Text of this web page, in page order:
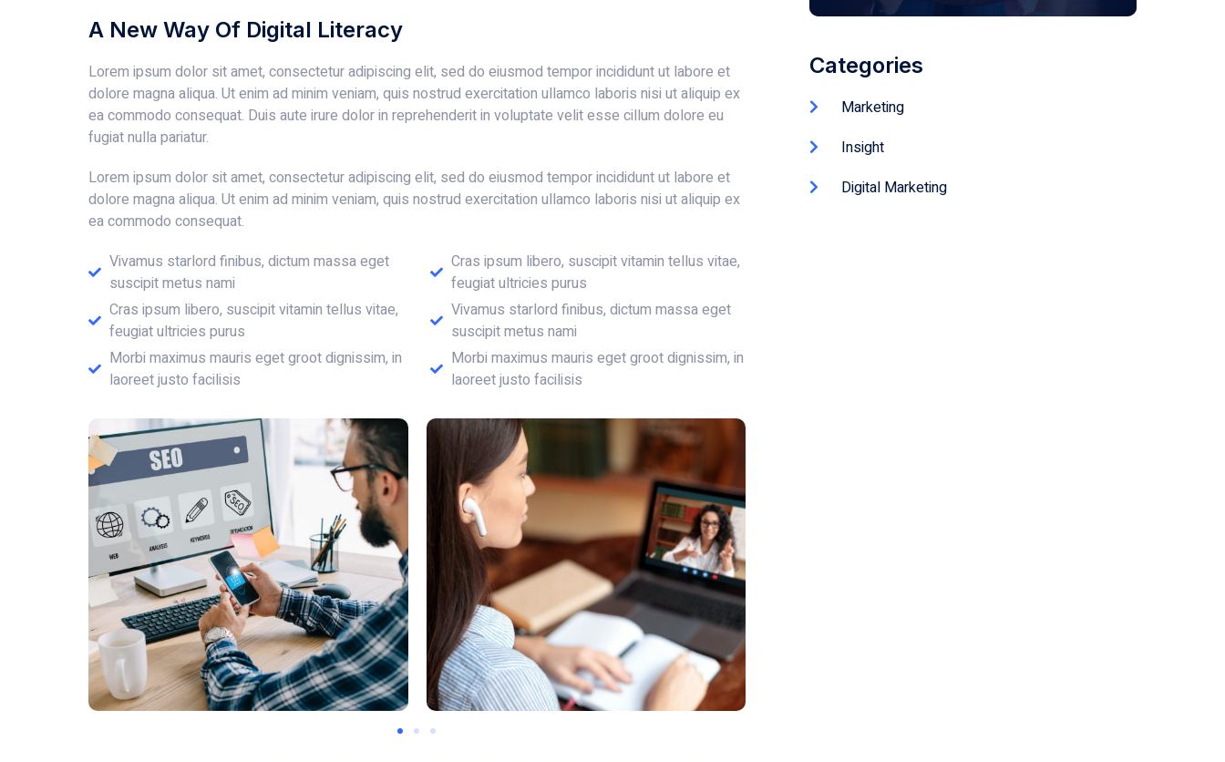
A New Way Of Digital Literacy
Lorem ipsum dolor sit amet, consectetur adipiscing elit, sed do eiusmod tempor incididunt ut labore et
dolore magna aliqua. Ut enim ad minim veniam, quis nostrud exercitation ullamco laboris nisi ut aliquip ex
ea commodo consequat. Duis aute irure dolor in reprehenderit in voluptate velit esse cillum dolore eu
fugiat nulla pariatur.
Lorem ipsum dolor sit amet, consectetur adipiscing elit, sed do eiusmod tempor incididunt ut labore et
dolore magna aliqua. Ut enim ad minim veniam, quis nostrud exercitation ullamco laboris nisi ut aliquip ex
ea commodo consequat.
Vivamus starlord finibus, dictum massa eget
suscipit metus nami
Cras ipsum libero, suscipit vitamin tellus vitae,
feugiat ultricies purus
Morbi maximus mauris eget groot dignissim, in
laoreet justo facilisis
Cras ipsum libero, suscipit vitamin tellus vitae,
feugiat ultricies purus
Vivamus starlord finibus, dictum massa eget
suscipit metus nami
Morbi maximus mauris eget groot dignissim, in
laoreet justo facilisis
Categories
Marketing
Insight
Digital Marketing